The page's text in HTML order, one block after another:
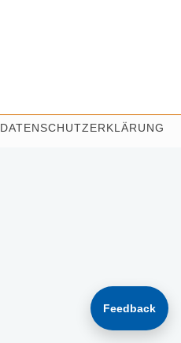
DATENSCHUTZERKLÄRUNG
Feedback